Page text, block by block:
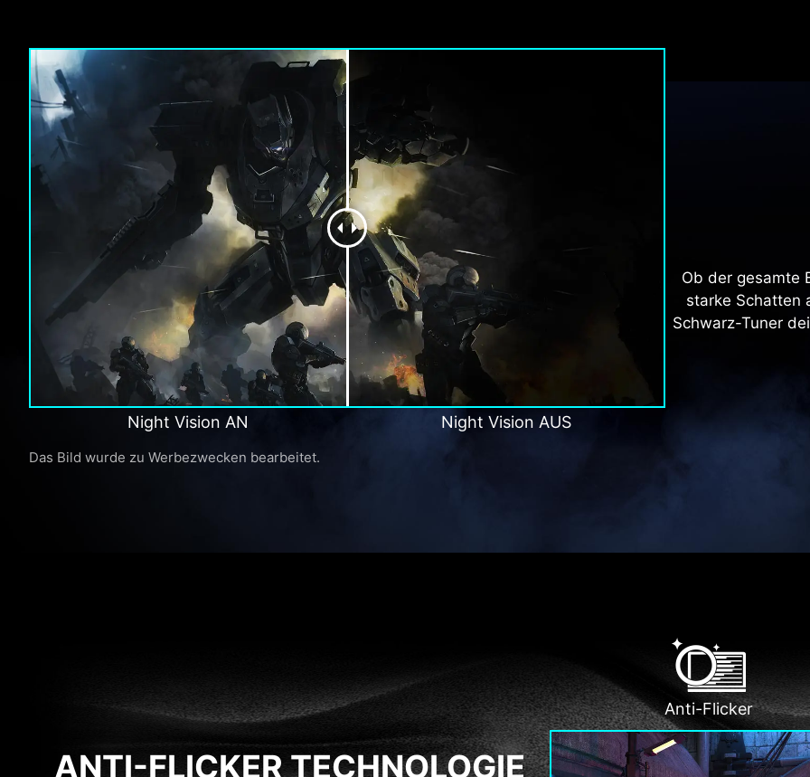
Night Vision AN Night Vision AUS
Das Bild wurde zu Werbezwecken bearbeitet.
Ob der gesamte
starke Schatten
Schwarz-Tuner
Anti-Flicker
ANTI-FLICKER TECHNOLOGIE